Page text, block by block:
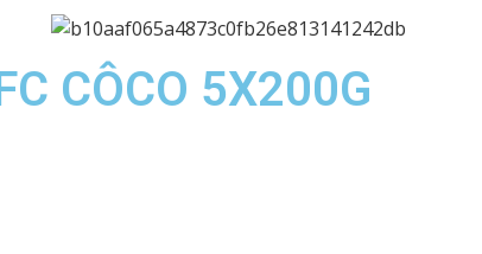
CÔCO 5X200G